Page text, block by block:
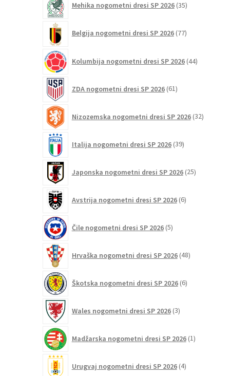
Mehika nogometni dresi SP 2026 35izdelkov
Belgija nogometni dresi SP 2026 77izdelkov
Kolumbija nogometni dresi SP 2026 44izdelkov
ZDA nogometni dresi SP 2026 61izdelkov
Nizozemska nogometni dresi SP 2026 32izdelkov
Italija nogometni dresi SP 2026 39izdelkov
Japonska nogometni dresi SP 2026 25izdelkov
Avstrija nogometni dresi SP 2026 6izdelkov
Čile nogometni dresi SP 2026 5izdelkov
Hrvaška nogometni dresi SP 2026 48izdelkov
Škotska nogometni dresi SP 2026 6izdelkov
Wales nogometni dresi SP 2026 3izdelki
Madžarska nogometni dresi SP 2026 1izdelek
Urugvaj nogometni dresi SP 2026 4izdelki